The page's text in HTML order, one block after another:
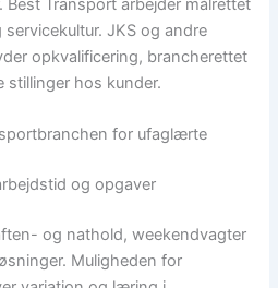
Best Transport arbejder målrettet
JKS og andre
opkvalificering, brancherettet
hos kunder.
for ufaglærte
og opgaver
og nathold, weekendvagter
Muligheden for